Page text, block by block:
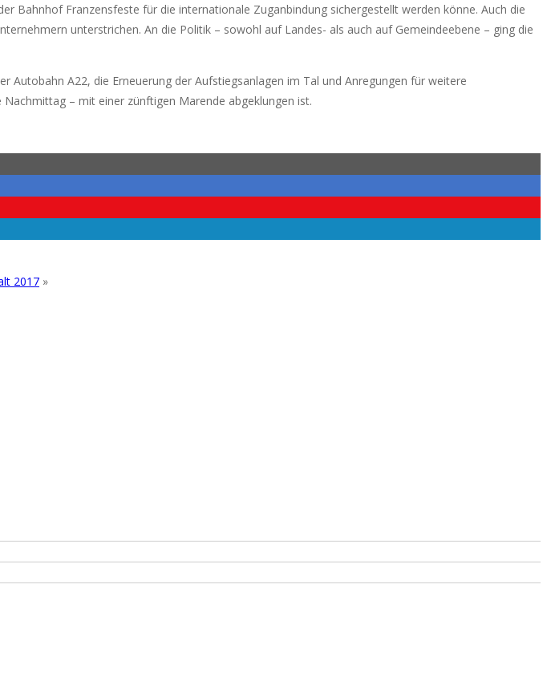
Bahnhof Franzensfeste für die internationale Zuganbindung sichergestellt werden könne. Auch die
unterstrichen. An die Politik – sowohl auf Landes- als auch auf Gemeindeebene – ging die
Autobahn A22, die Erneuerung der Aufstiegsanlagen im Tal und Anregungen für weitere
– mit einer zünftigen Marende abgeklungen ist.
2017 »